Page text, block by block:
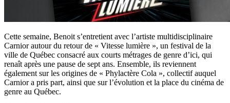
Cette semaine, Benoit s’entretient avec l’artiste multidisciplinaire
Carnior autour du retour de « Vitesse lumière », un festival de la
ville de Québec consacré aux courts métrages de genre d’ici, qui
renaît après une pause de sept ans. Ensemble, ils reviennent
également sur les origines de « Phylactère Cola », collectif auquel
Carnior a pris part, ainsi que sur l’évolution et la place du cinéma de
genre au Québec.